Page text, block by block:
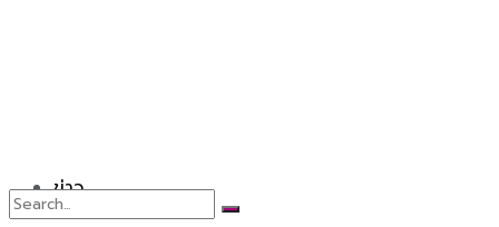
ข่าว